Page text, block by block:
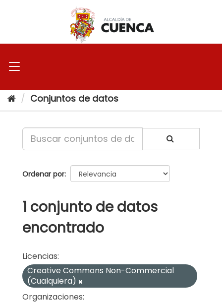
Conjuntos de datos
Ordenar por
1 conjunto de datos
encontrado
Licencias:
Creative Commons Non-Commercial
(Cualquiera)
Organizaciones: